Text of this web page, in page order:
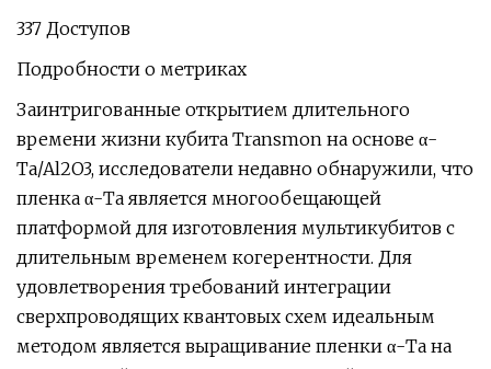
337 Доступов
Подробности о метриках
Заинтригованные открытием длительного
времени жизни кубита Transmon на основе α-
Ta/Al2O3, исследователи недавно обнаружили, что
пленка α-Ta является многообещающей
платформой для изготовления мультикубитов с
длительным временем когерентности. Для
удовлетворения требований интеграции
сверхпроводящих квантовых схем идеальным
методом является выращивание пленки α-Ta на